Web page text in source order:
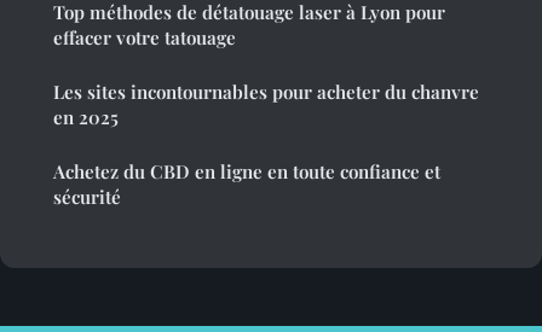
Top méthodes de détatouage laser à Lyon pour
effacer votre tatouage
Les sites incontournables pour acheter du chanvre
en 2025
Achetez du CBD en ligne en toute confiance et
sécurité